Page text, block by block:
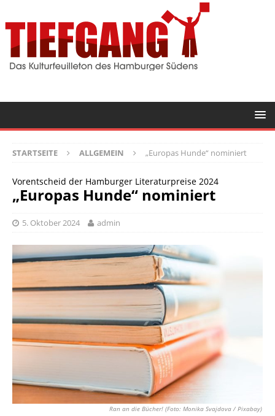
STARTSEITE ALLGEMEIN „Europas Hunde“ nominiert
Vorentscheid der Hamburger Literaturpreise 2024
„Europas Hunde“ nominiert
5. Oktober 2024 admin
Ran an die Bücher! (Foto: Monika Svajdova / Pixabay)